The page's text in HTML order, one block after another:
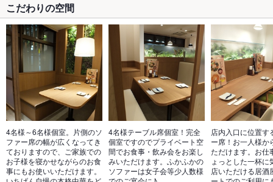
こだわりの空間
4名様～6名様個室。片側のソ
ファー席の幅が広くなってき
ておりますので、ご家族での
お子様を寝かせながらのお食
事にもお使いいただけます。
4名様テーブル席個室！完全
個室ですのでプライベート空
間でお食事・飲み会をお楽し
みいただけます。ふかふかの
ソファーは女子会等少人数様
店内入口に位置す
ー席！お一人様か
ただけます。お仕
ょっとした一杯に
店いただける居酒